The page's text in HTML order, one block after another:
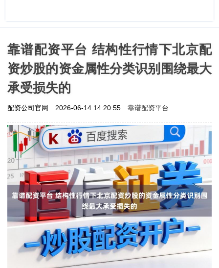
靠谱配资平台 结构性行情下北京配
资炒股的资金属性分类识别围绕最大
承受损失的
配资公司官网 2026-06-14 14:20:55 靠谱配资平台